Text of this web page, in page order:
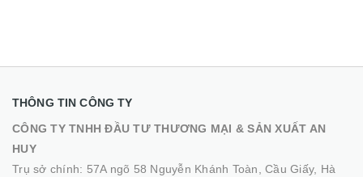
THÔNG TIN CÔNG TY
CÔNG TY TNHH ĐẦU TƯ THƯƠNG MẠI & SẢN XUẤT AN
HUY
Trụ sở chính: 57A ngõ 58 Nguyễn Khánh Toàn, Cầu Giấy, Hà